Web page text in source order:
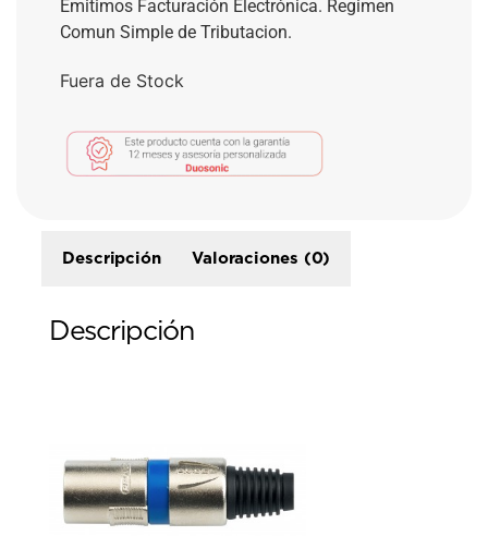
Emitimos Facturación Electrónica. Regimen
Comun Simple de Tributacion.
Fuera de Stock
Descripción Valoraciones (0)
Descripción